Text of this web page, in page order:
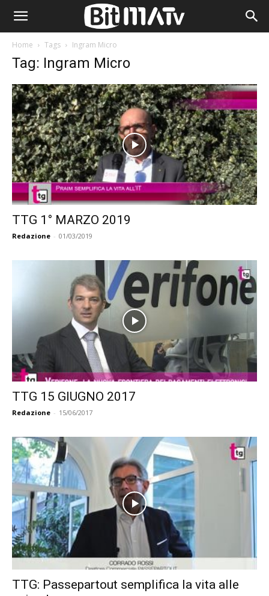
Home Tags Ingram Micro
Tag: Ingram Micro
TTG 1° MARZO 2019
Redazione - 01/03/2019
TTG 15 GIUGNO 2017
Redazione - 15/06/2017
TTG: Passepartout semplifica la vita alle